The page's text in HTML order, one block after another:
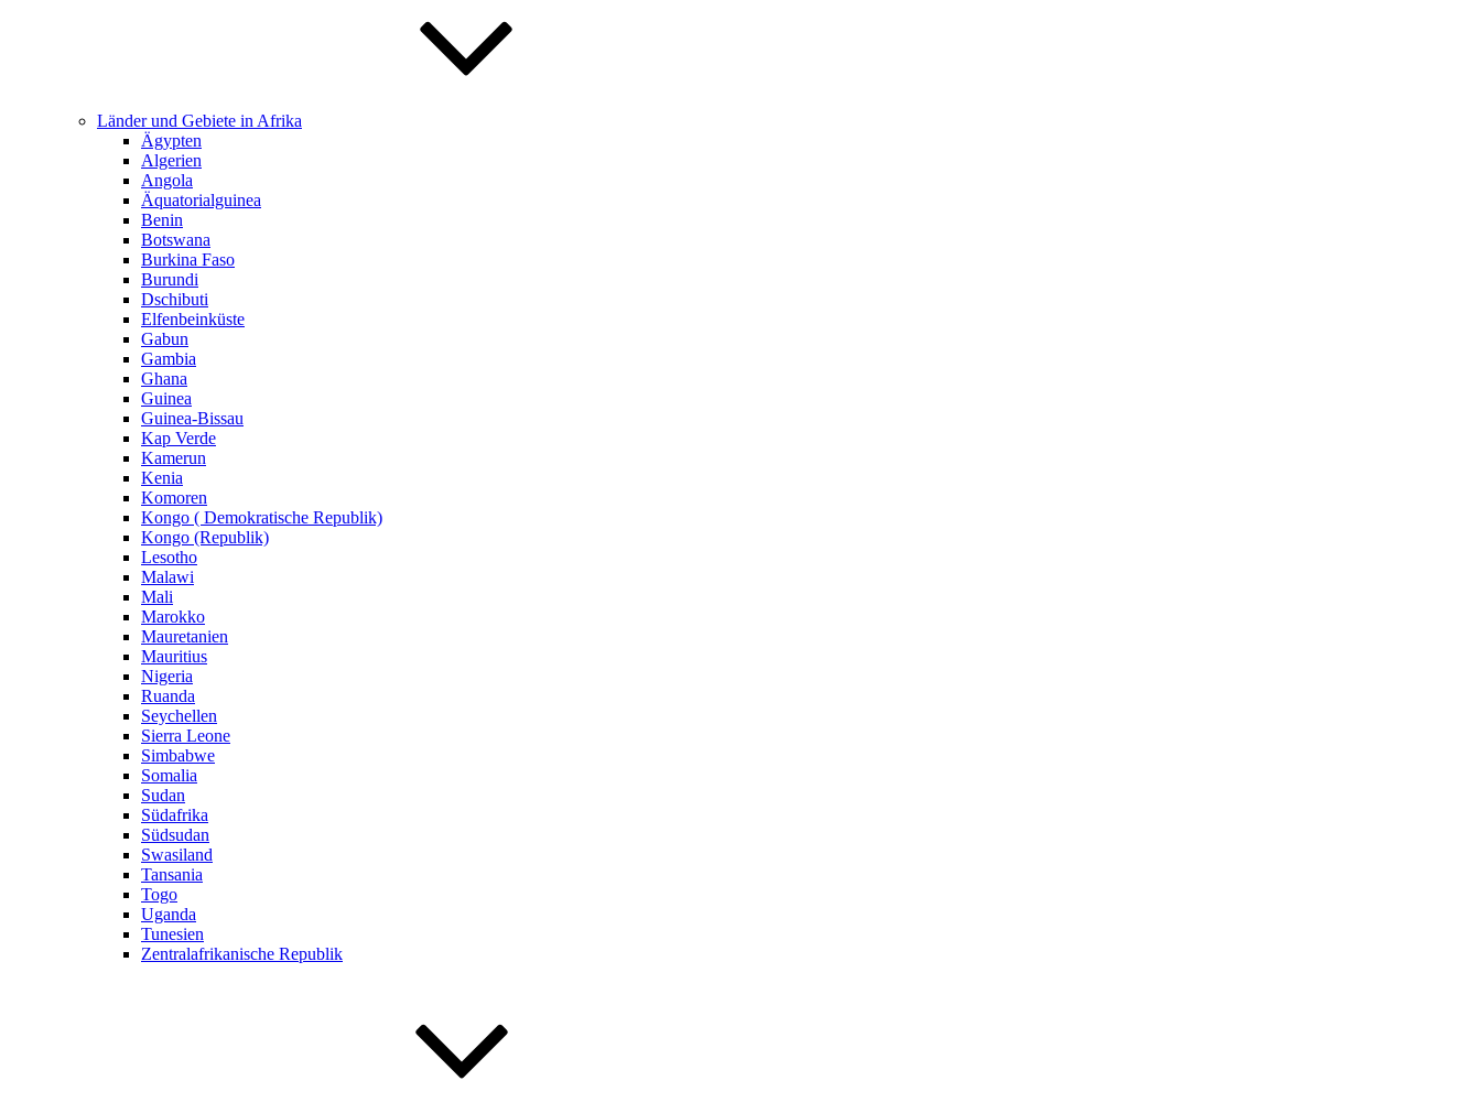
Länder und Gebiete in Afrika
Ägypten
Algerien
Angola
Äquatorialguinea
Benin
Botswana
Burkina Faso
Burundi
Dschibuti
Elfenbeinküste
Gabun
Gambia
Ghana
Guinea
Guinea-Bissau
Kap Verde
Kamerun
Kenia
Komoren
Kongo ( Demokratische Republik)
Kongo (Republik)
Lesotho
Malawi
Mali
Marokko
Mauretanien
Mauritius
Nigeria
Ruanda
Seychellen
Sierra Leone
Simbabwe
Somalia
Sudan
Südafrika
Südsudan
Swasiland
Tansania
Togo
Uganda
Tunesien
Zentralafrikanische Republik